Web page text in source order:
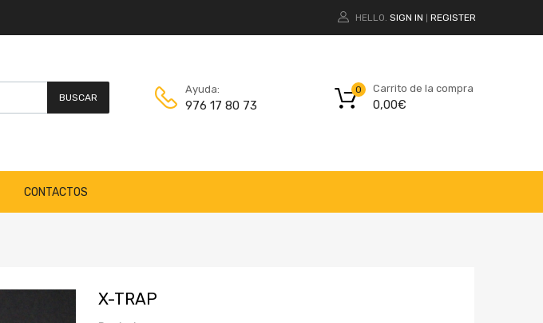
HELLO. SIGN IN REGISTER
BUSCAR
Ayuda:
976 17 80 73
Carrito de la compra
0,00€
0
CONTACTOS
X-TRAP